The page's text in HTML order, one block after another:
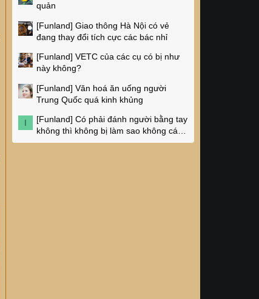
quản
[Funland] Giao thông Hà Nội có vẻ
đang thay đổi tích cực các bác nhỉ
[Funland] VETC của các cụ có bị như
này không?
[Funland] Văn hoá ăn uống người
Trung Quốc quá kinh khủng
I [Funland] Có phải đánh người bằng tay
không thì không bị làm sao không các
cụ?